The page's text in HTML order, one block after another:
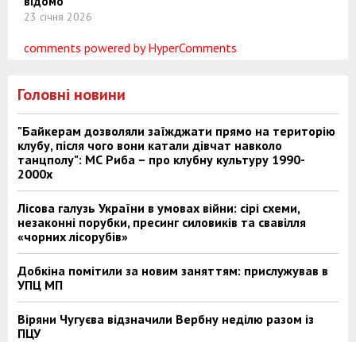
23 січня 2026
comments powered by HyperComments
Головні новини
"Байкерам дозволяли заїжджати прямо на територію
клубу, після чого вони катали дівчат навколо
танцполу": МС Риба – про клубну культуру 1990-
2000х
Лісова галузь України в умовах війни: сірі схеми,
незаконні порубки, пресинг силовиків та свавілля
«чорних лісорубів»
Добкіна помітили за новим заняттям: прислужував в
УПЦ МП
Віряни Чугуєва відзначили Вербну неділю разом із
ПЦУ